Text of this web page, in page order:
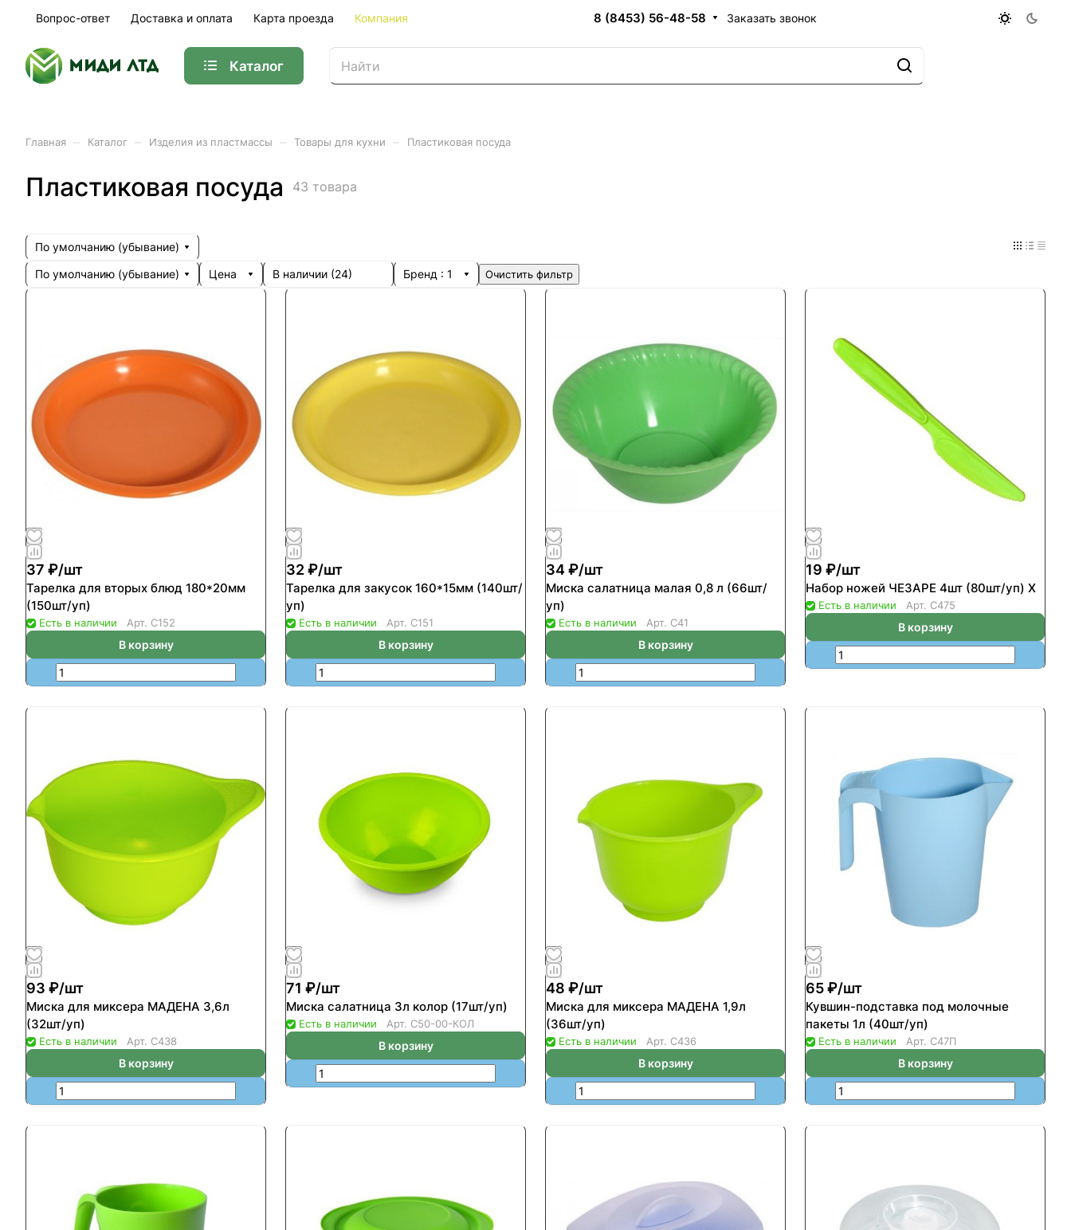
Вопрос-ответ Доставка и оплата Карта проезда Компания 8 (8453) 56-48-58 Заказать звонок
Каталог
Главная Каталог Изделия из пластмассы Товары для кухни Пластиковая посуда
Пластиковая посуда 43 товара
По умолчанию (убывание)
По умолчанию (убывание)
Цена В наличии (24) Бренд : 1 Очистить фильтр
37 ₽/шт
Тарелка для вторых блюд 180*20мм
(150шт/уп)
Есть в наличии Арт. С152
В корзину
32 ₽/шт
Тарелка для закусок 160*15мм (140шт/
уп)
Есть в наличии Арт. С151
В корзину
34 ₽/шт
Миска салатница малая 0,8 л (66шт/
уп)
Есть в наличии Арт. С41
В корзину
19 ₽/шт
Набор ножей ЧЕЗАРЕ 4шт (80шт/уп) Х
Есть в наличии Арт. С475
В корзину
93 ₽/шт
Миска для миксера МАДЕНА 3,6л
(32шт/уп)
Есть в наличии Арт. С438
В корзину
71 ₽/шт
Миска салатница 3л колор (17шт/уп)
Есть в наличии Арт. С50-00-КОЛ
В корзину
48 ₽/шт
Миска для миксера МАДЕНА 1,9л
(36шт/уп)
Есть в наличии Арт. С436
В корзину
65 ₽/шт
Кувшин-подставка под молочные
пакеты 1л (40шт/уп)
Есть в наличии Арт. С47П
В корзину